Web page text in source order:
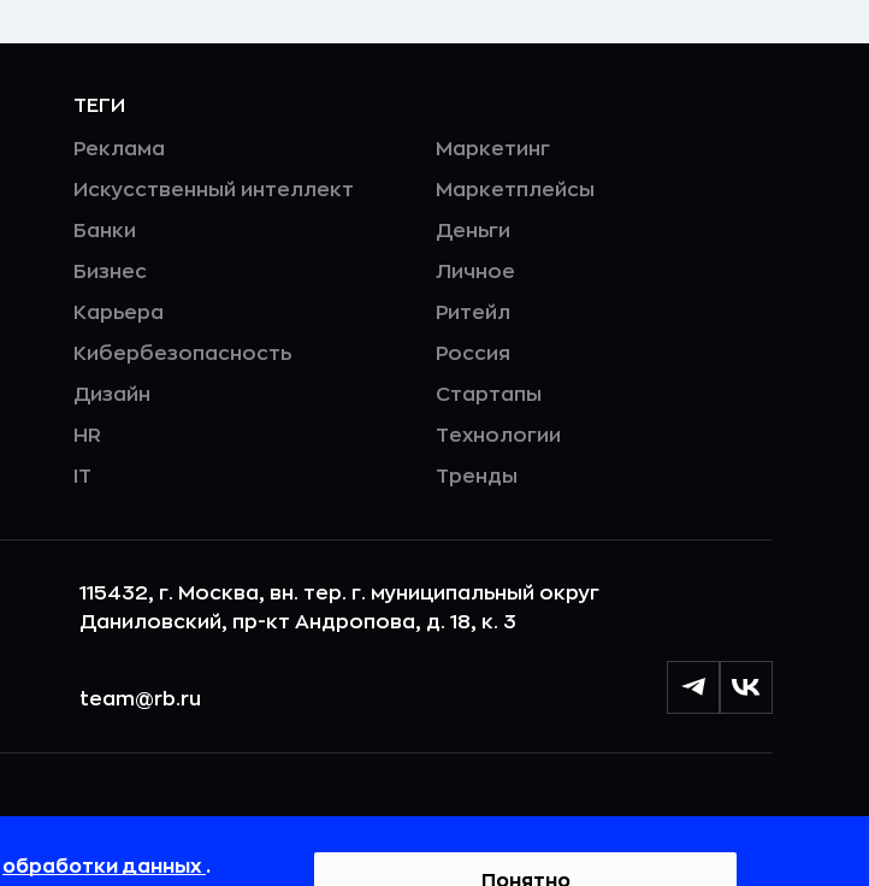
ТЕГИ
Реклама
Искусственный интеллект
Банки
Бизнес
Карьера
Кибербезопасность
Дизайн
HR
IT
Маркетинг
Маркетплейсы
Деньги
Личное
Ритейл
Россия
Стартапы
Технологии
Тренды
115432, г. Москва, вн. тер. г. муниципальный округ
Даниловский, пр-кт Андропова, д. 18, к. 3
team@rb.ru
повышения удобства пользования веб-сайтом. Если вы не хотите, чтобы ваши
пользовательские данные обрабатывались, пожалуйста, ограничьте их использование в
обработки данных .
Понятно